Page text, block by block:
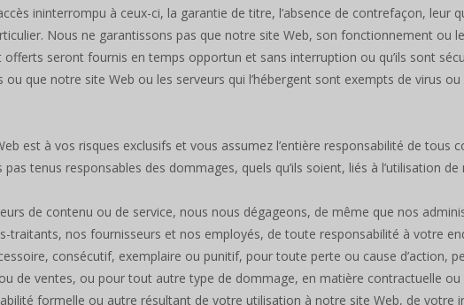
ininterrompu à ceux-ci, la garantie de titre, l’absence de contrefaçon, leur
Nous ne garantissons pas que notre site Web, son fonctionnement ou
offerts seront fournis en temps opportun et sans interruption ou qu’ils sont
que notre site Web ou les serveurs qui l’hébergent sont exempts de virus ou
est à vos risques exclusifs et vous assumez l’entière responsabilité de tous
tenus responsables des dommages, quels qu’ils soient, liés à l’utilisation
de contenu ou de service, nous nous dégageons, de même que nos
traitants, nos fournisseurs et nos employés, de toute responsabilité à votre
consécutif, exemplaire ou punitif, pour toute perte ou cause d’action,
de ventes, ou pour tout autre type de dommage, en matière contractuelle ou
formelle ou autre résultant de votre utilisation à notre site Web, de votre